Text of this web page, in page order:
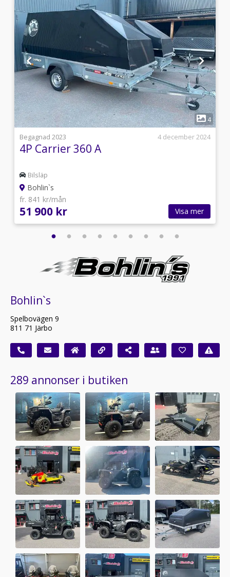
1
4
Begagnad 2023
4 december 2024
4P Carrier 360 A
Bilsläp
Bohlin`s
fr. 841 kr/mån
51 900 kr Visa mer
Bohlin`s
Spelbovägen 9
811 71 Järbo
289 annonser i butiken